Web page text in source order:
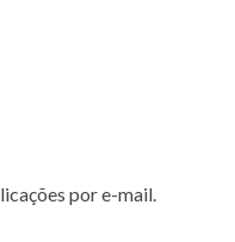
por e-mail.